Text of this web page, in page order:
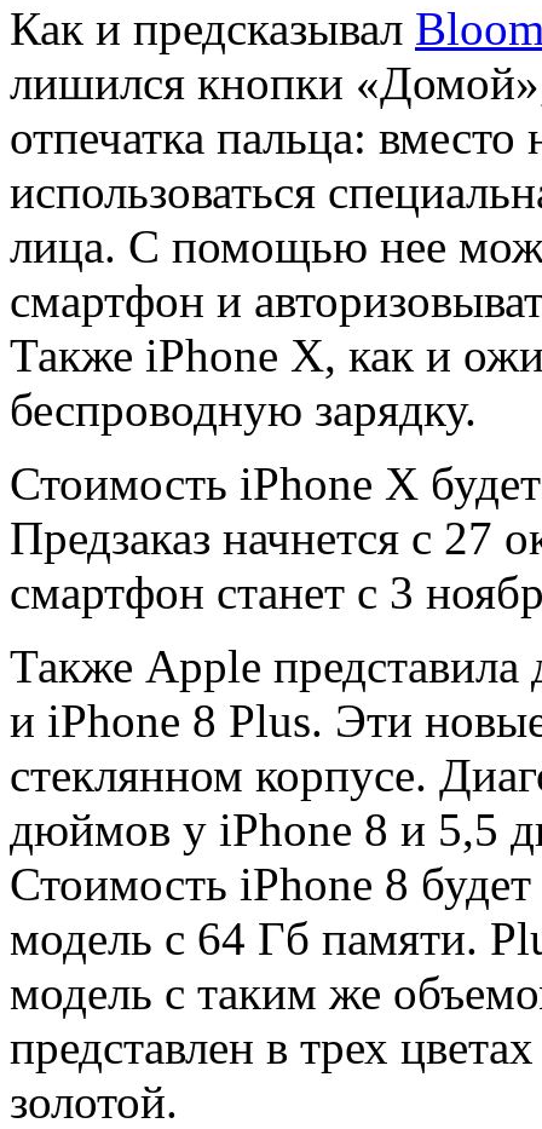
Как и предсказывал
лишился кнопки «Домой»,
отпечатка пальца:
использоваться
лица. С помощью нее
смартфон и
Также iPhone Х, как и
беспроводную зарядку.
Стоимость iPhone X
Предзаказ начнется с 27
смартфон станет с 3
Также Apple
и iPhone 8 Plus. Эти
стеклянном корпусе.
дюймов у iPhone 8 и 5,5
Стоимость iPhone 8
модель с 64 Гб памяти.
модель с таким же
представлен в трех
золотой.